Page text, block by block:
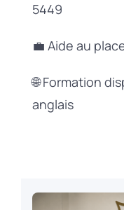
5449
💼 Aide au
🌐 Formation
anglais